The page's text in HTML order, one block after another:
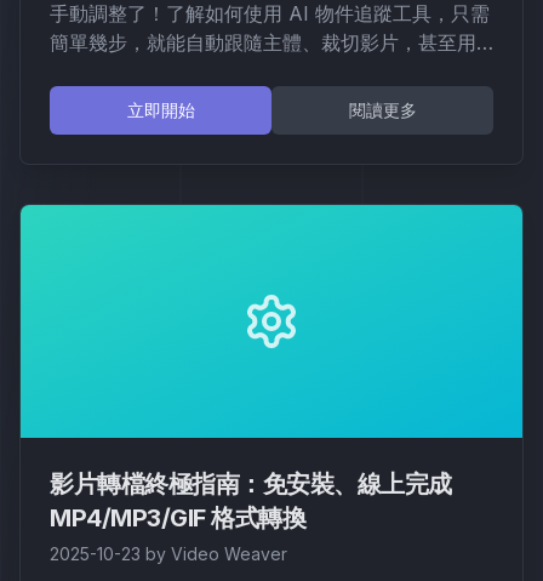
手動調整了！了解如何使用 AI 物件追蹤工具，只需
簡單幾步，就能自動跟隨主體、裁切影片，甚至用
立即開始 閱讀更多
影片轉檔終極指南：免安裝、線上完成
MP4/MP3/GIF 格式轉換
2025-10-23 by Video Weaver